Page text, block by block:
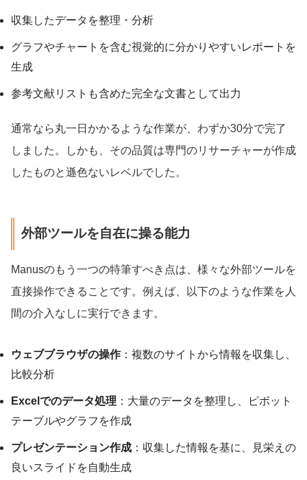
収集したデータを整理・分析
グラフやチャートを含む視覚的に分かりやすいレポートを
生成
参考文献リストも含めた完全な文書として出力
通常なら丸一日かかるような作業が、わずか30分で完了
しました。しかも、その品質は専門のリサーチャーが作成
したものと遜色ないレベルでした。
外部ツールを自在に操る能力
Manusのもう一つの特筆すべき点は、様々な外部ツールを
直接操作できることです。例えば、以下のような作業を人
間の介入なしに実行できます。
ウェブブラウザの操作：複数のサイトから情報を収集し、
比較分析
Excelでのデータ処理 ：大量のデータを整理し、ピボット
テーブルやグラフを作成
プレゼンテーション作成 ：収集した情報を基に、見栄えの
良いスライドを自動生成